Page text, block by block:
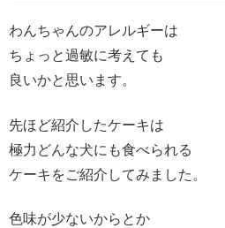
わんちゃんのアレルギーは
ちょっと過敏に考えても
良いかと思います。
先ほど紹介したケーキは
極力どんな犬にも食べられる
ケーキをご紹介してみました。
色味が少ないからとか